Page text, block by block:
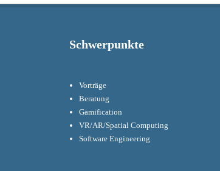
Schwerpunkte
Vorträge
Beratung
Gamification
VR/AR/Spatial Computing
Software Engineering